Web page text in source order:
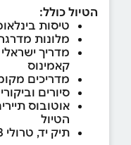
הטיול כולל:
טיסות
מלונות
מדריך
קאמינוס
מדריכים
סיורים
אוטובוס
הטיול
תיק יד, טרולי 8 ק"ג ומזוודה 23 ק"ג